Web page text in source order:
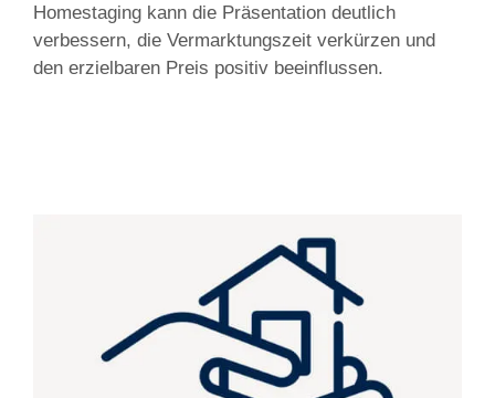
Homestaging kann die Präsentation deutlich
verbessern, die Vermarktungszeit verkürzen und
den erzielbaren Preis positiv beeinflussen.